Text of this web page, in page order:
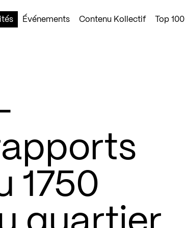
Événements Contenu Kollectif Top 100
1750